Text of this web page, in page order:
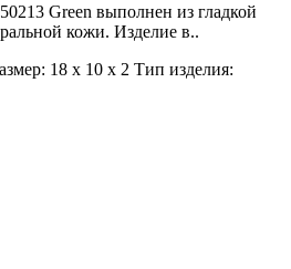
Green выполнен из гладкой
кожи. Изделие в..
18 x 10 x 2 Тип изделия: